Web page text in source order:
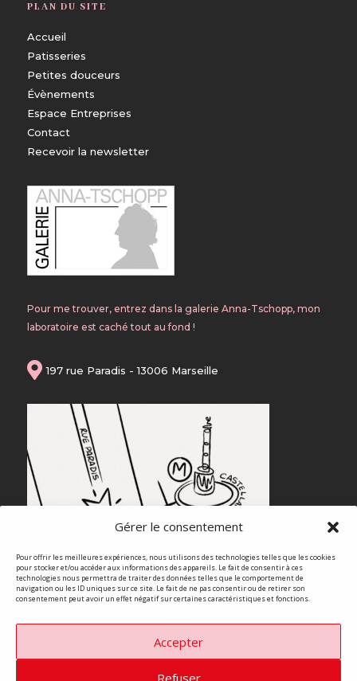
Gérer le consentement
Pour offrir les meilleures expériences, nous utilisons des technologies telles que les cookies
pour stocker et/ou accéder aux informations des appareils. Le fait de consentir à ces
technologies nous permettra de traiter des données telles que le comportement de
navigation ou les ID uniques sur ce site. Le fait de ne pas consentir ou de retirer son
consentement peut avoir un effet négatif sur certaines caractéristiques et fonctions.
Accepter
Refuser
PLAN DU SITE
Accueil
Patisseries
Petites douceurs
Évènements
Espace Entreprises
Contact
Recevoir la newsletter
Pour me trouver, entrez dans la galerie Anna-Tschopp, mon
laboratoire est caché tout au fond !
 197 rue Paradis - 13006 Marseille